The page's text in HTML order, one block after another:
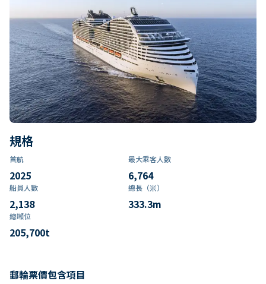
規格
首航
2025
最大乘客人數
6,764
船員人數
2,138
總長（米）
333.3m
總噸位
205,700t
郵輪票價包含項目